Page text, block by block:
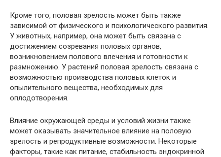
Кроме того, половая зрелость может быть также
зависимой от физического и психологического развития.
У животных, например, она может быть связана с
достижением созревания половых органов,
возникновением полового влечения и готовности к
размножению. У растений половая зрелость связана с
возможностью производства половых клеток и
опылительного вещества, необходимых для
оплодотворения.
Влияние окружающей среды и условий жизни также
может оказывать значительное влияние на половую
зрелость и репродуктивные возможности. Некоторые
факторы, такие как питание, стабильность эндокринной